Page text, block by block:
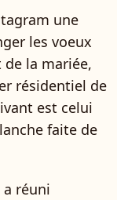
une
les voeux
la mariée,
résidentiel de
est celui
faite de
a réuni